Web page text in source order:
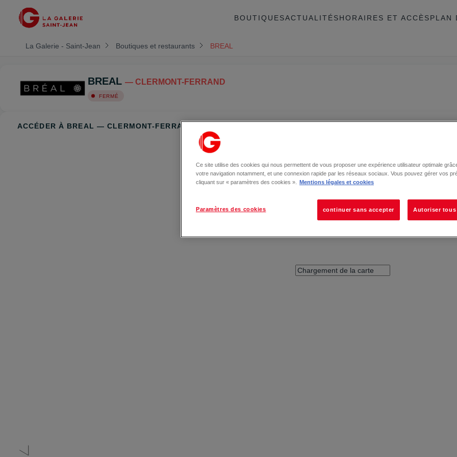
BOUTIQUESACTUALITÉSHORAIRES ET ACCÈSPLAN
La Galerie - Saint-Jean Boutiques et restaurants BREAL
BREAL — CLERMONT-FERRAND
FERMÉ
ACCÉDER À BREAL — CLERMONT-FERRAND
Ce site utilise des cookies qui nous permettent de vous proposer une expérience utilisateur optimale
votre navigation notamment, et une connexion rapide par les réseaux sociaux. Vous pouvez gérer vos
cliquant sur « paramètres des cookies ».
Mentions légales et cookies
Paramètres des cookies continuer sans accepter Autoriser